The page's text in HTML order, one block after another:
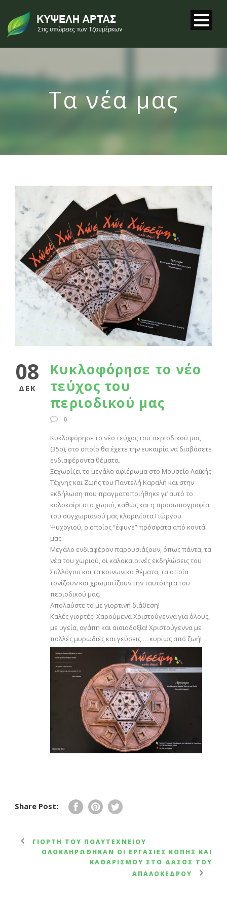
Τα νέα μας
08
ΔΕΚ
Κυκλοφόρησε το νέο
τεύχος του
περιοδικού μας
0
Κυκλοφόρησε το νέο τεύχος του περιοδικού μας
(35ο), στο οποίο θα έχετε την ευκαιρία να διαβάσετε
ενδιαφέροντα θέματα.
Ξεχωρίζει το μεγάλο αφιέρωμα στο Μουσείο Λαϊκής
Τέχνης και Ζωής του Παντελή Καραλή και στην
εκδήλωση που πραγματοποιήθηκε γι’ αυτό το
καλοκαίρι στο χωριό, καθώς και η προσωπογραφία
του συγχωριανού μας κλαρινίστα Γιώργου
Ψυχογιού, ο οποίος “έφυγε” πρόσφατα από κοντά
μας.
Μεγάλο ενδιαφέρον παρουσιάζουν, όπως πάντα, τα
νέα του χωριού, οι καλοκαιρινές εκδηλώσεις του
Συλλόγου και τα κοινωνικά θέματα, τα οποία
τονίζουν και χρωματίζουν την ταυτότητα του
περιοδικού μας.
Απολαύστε το με γιορτινή διάθεση!
Καλές γιορτές! Χαρούμενα Χριστούγεννα για όλους,
με υγεία, αγάπη και αισιοδοξία! Χριστούγεννα με
πολλές μυρωδιές και γεύσεις … κυρίως από ζωή!
Share Post:
ΓΙΟΡΤΉ ΤΟΥ ΠΟΛΥΤΕΧΝΕΊΟΥ
ΟΛΟΚΛΗΡΏΘΗΚΑΝ ΟΙ ΕΡΓΑΣΊΕΣ ΚΟΠΉΣ ΚΑΙ
ΚΑΘΑΡΙΣΜΟΎ ΣΤΟ ΔΆΣΟΣ ΤΟΥ
ΑΠΑΛΌΚΕΔΡΟΥ